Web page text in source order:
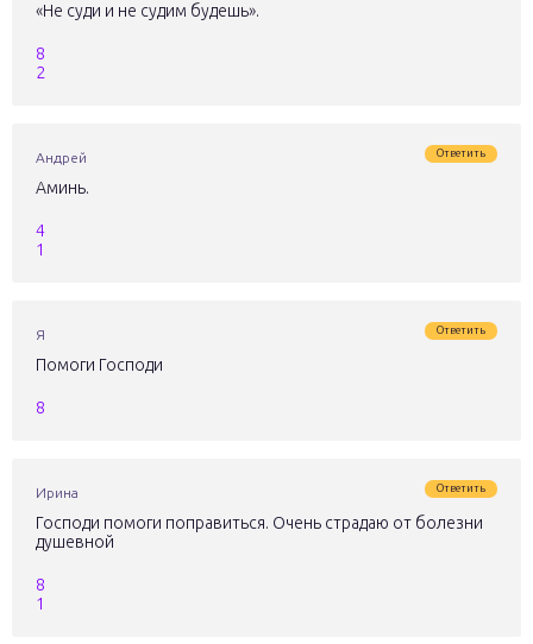
«Не суди и не судим будешь».
8
2
Андрей Ответить
Аминь.
4
1
Я Ответить
Помоги Господи
8
Ирина Ответить
Господи помоги поправиться. Очень страдаю от болезни
душевной
8
1